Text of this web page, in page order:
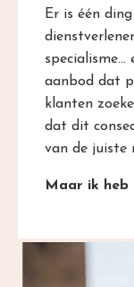
Er is één
aanbod dat
klanten
dat dit
van de juiste
Maar ik heb